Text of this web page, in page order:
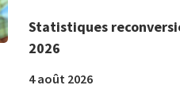
Statistiques
2026
4 août 2026